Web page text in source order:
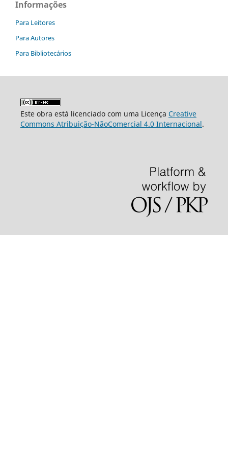
Informações
Para Leitores
Para Autores
Para Bibliotecários
Este obra está licenciado com uma Licença Creative
Commons Atribuição-NãoComercial 4.0 Internacional.